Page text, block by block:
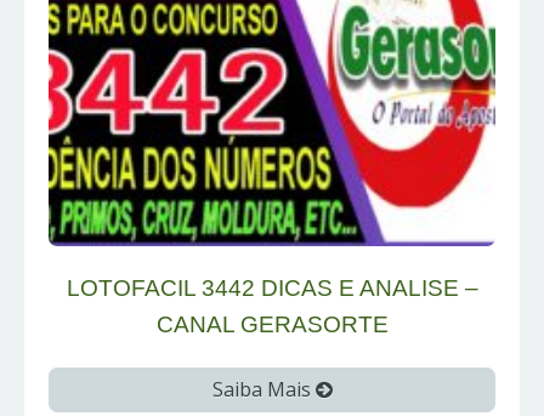
LOTOFACIL 3442 DICAS E ANALISE –
CANAL GERASORTE
Saiba Mais